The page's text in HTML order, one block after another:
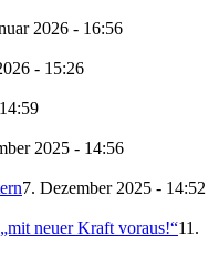
2026 - 16:56
- 15:26
2025 - 14:56
7. Dezember 2025 - 14:52
neuer Kraft voraus!“11.